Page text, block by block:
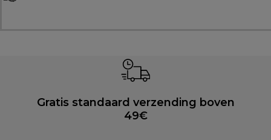
Gratis standaard verzending boven
49€